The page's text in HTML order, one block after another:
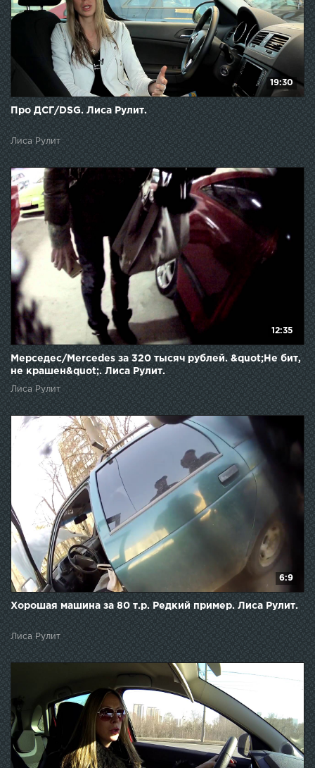
19:30
Про ДСГ/DSG. Лиса Рулит.
Лиса Рулит
12:35
Мерседес/Mercedes за 320 тысяч рублей. &quot;Не бит,
не крашен&quot;. Лиса Рулит.
Лиса Рулит
6:9
Хорошая машина за 80 т.р. Редкий пример. Лиса Рулит.
Лиса Рулит